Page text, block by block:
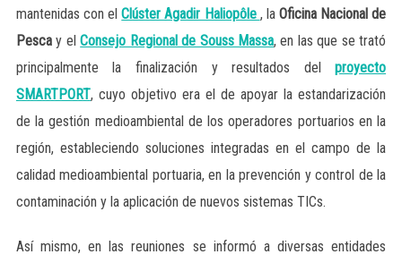
mantenidas con elClúster Agadir Haliopôle , la Oficina Nacional de
Pescay elConsejo Regional de Souss Massa, en las que se trató
principalmente la finalización y resultados delproyecto
SMARTPORT, cuyo objetivo era el de apoyar la estandarización
de la gestión medioambiental de los operadores portuarios en la
región, estableciendo soluciones integradas en el campo de la
calidad medioambiental portuaria, en la prevención y control de la
contaminación y la aplicación de nuevos sistemas TICs.
Así mismo, en las reuniones se informó a diversas entidades